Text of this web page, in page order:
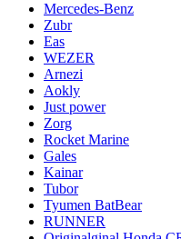
Mercedes-Benz
Zubr
Eas
WEZER
Arnezi
Aokly
Just power
Zorg
Rocket Marine
Gales
Kainar
Tubor
Tyumen BatBear
RUNNER